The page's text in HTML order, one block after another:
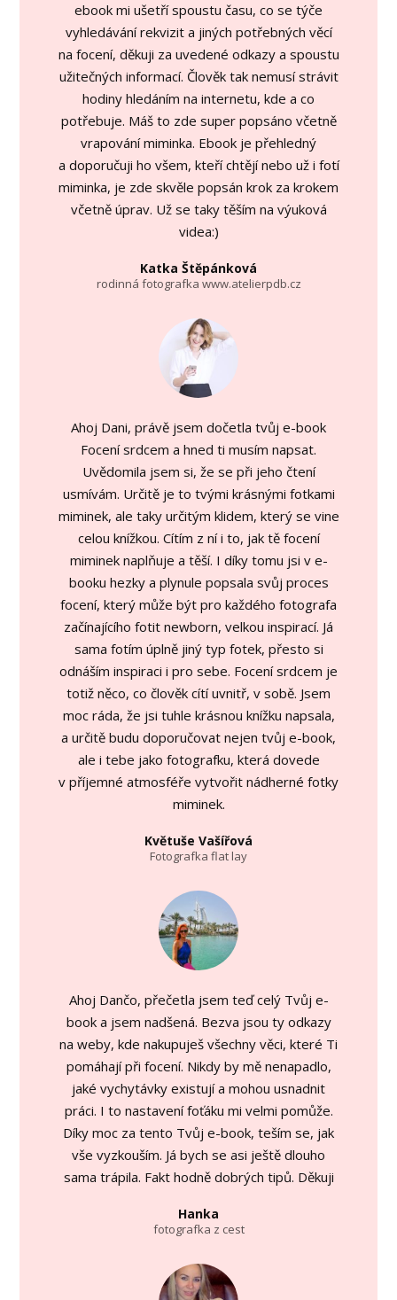
ebook mi ušetří spoustu času, co se týče
vyhledávání rekvizit a jiných potřebných věcí
na focení, děkuji za uvedené odkazy a spoustu
užitečných informací. Člověk tak nemusí strávit
hodiny hledáním na internetu, kde a co
potřebuje. Máš to zde super popsáno včetně
vrapování miminka. Ebook je přehledný
a doporučuji ho všem, kteří chtějí nebo už i fotí
miminka, je zde skvěle popsán krok za krokem
včetně úprav. Už se taky těším na výuková
videa:)
Katka Štěpánková
rodinná fotografka www.atelierpdb.cz
Ahoj Dani, právě jsem dočetla tvůj e-book
Focení srdcem a hned ti musím napsat.
Uvědomila jsem si, že se při jeho čtení
usmívám. Určitě je to tvými krásnými fotkami
miminek, ale taky určitým klidem, který se vine
celou knížkou. Cítím z ní i to, jak tě focení
miminek naplňuje a těší. I díky tomu jsi v e-
booku hezky a plynule popsala svůj proces
focení, který může být pro každého fotografa
začínajícího fotit newborn, velkou inspirací. Já
sama fotím úplně jiný typ fotek, přesto si
odnáším inspiraci i pro sebe. Focení srdcem je
totiž něco, co člověk cítí uvnitř, v sobě. Jsem
moc ráda, že jsi tuhle krásnou knížku napsala,
a určitě budu doporučovat nejen tvůj e-book,
ale i tebe jako fotografku, která dovede
v příjemné atmosféře vytvořit nádherné fotky
miminek.
Květuše Vašířová
Fotografka flat lay
Ahoj Dančo, přečetla jsem teď celý Tvůj e-
book a jsem nadšená. Bezva jsou ty odkazy
na weby, kde nakupuješ všechny věci, které Ti
pomáhají při focení. Nikdy by mě nenapadlo,
jaké vychytávky existují a mohou usnadnit
práci. I to nastavení foťáku mi velmi pomůže.
Díky moc za tento Tvůj e-book, teším se, jak
vše vyzkouším. Já bych se asi ještě dlouho
sama trápila. Fakt hodně dobrých tipů. Děkuji
Hanka
fotografka z cest